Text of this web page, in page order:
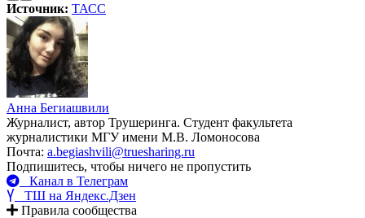
Источник: ТАСС
Анна Бегиашвили
Журналист, автор Трушеринга. Студент факультета
журналистики МГУ имени М.В. Ломоносова
Почта: a.begiashvili@truesharing.ru
Подпишитесь, чтобы ничего не пропустить
Канал в Телеграм
ТШ на Яндекс.Дзен
Правила сообщества